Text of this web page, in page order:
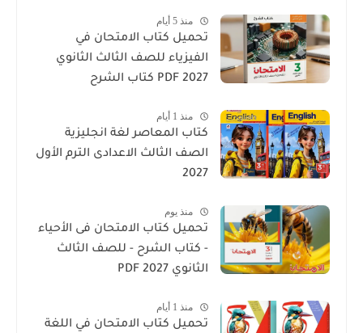
منذ 5 أيام
تحميل كتاب الامتحان في
الفيزياء للصف الثالث الثانوي
2027 PDF كتاب الشرح
منذ 1 أيام
كتاب المعاصر لغة انجليزية
الصف الثالث الاعدادى الترم الأول
2027
منذ يوم
تحميل كتاب الامتحان فى الأحياء
- كتاب الشرح - للصف الثالث
الثانوي 2027 PDF
منذ 1 أيام
تحميل كتاب الامتحان في اللغة